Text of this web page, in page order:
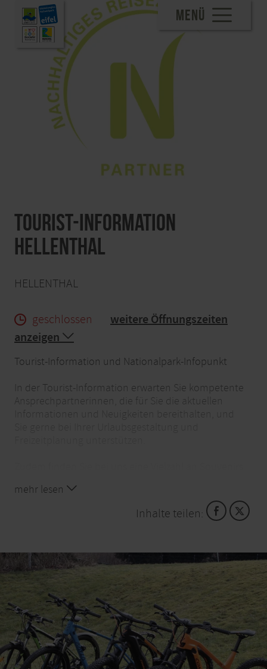
MENÜ
Tourist-Information
Hellenthal
HELLENTHAL
geschlossen
weitere Öffnungszeiten
anzeigen
Tourist-Information und Nationalpark-Infopunkt
In der Tourist-Information erwarten Sie kompetente
Ansprechpartnerinnen, die für Sie die aktuellen
Korn" sowie "Mitgebracht" und Büchern über die
Ein Verleih von E-Bikes, Trekking- und Mountainbikes,
Die Tourist-Information ist ein Partnerbetrieb des
Eintrittstickets für die Thermen & Badewelt
Euskirchen, sowie Eintrittskarten für Veranstaltung
von Ticket-regional können ebenfalls in der Tourist-
Information erworben werden.
mehr lesen
Inhalte teilen: